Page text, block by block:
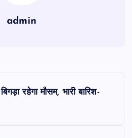
admin
रहेगा मौसम, भारी बारिश-